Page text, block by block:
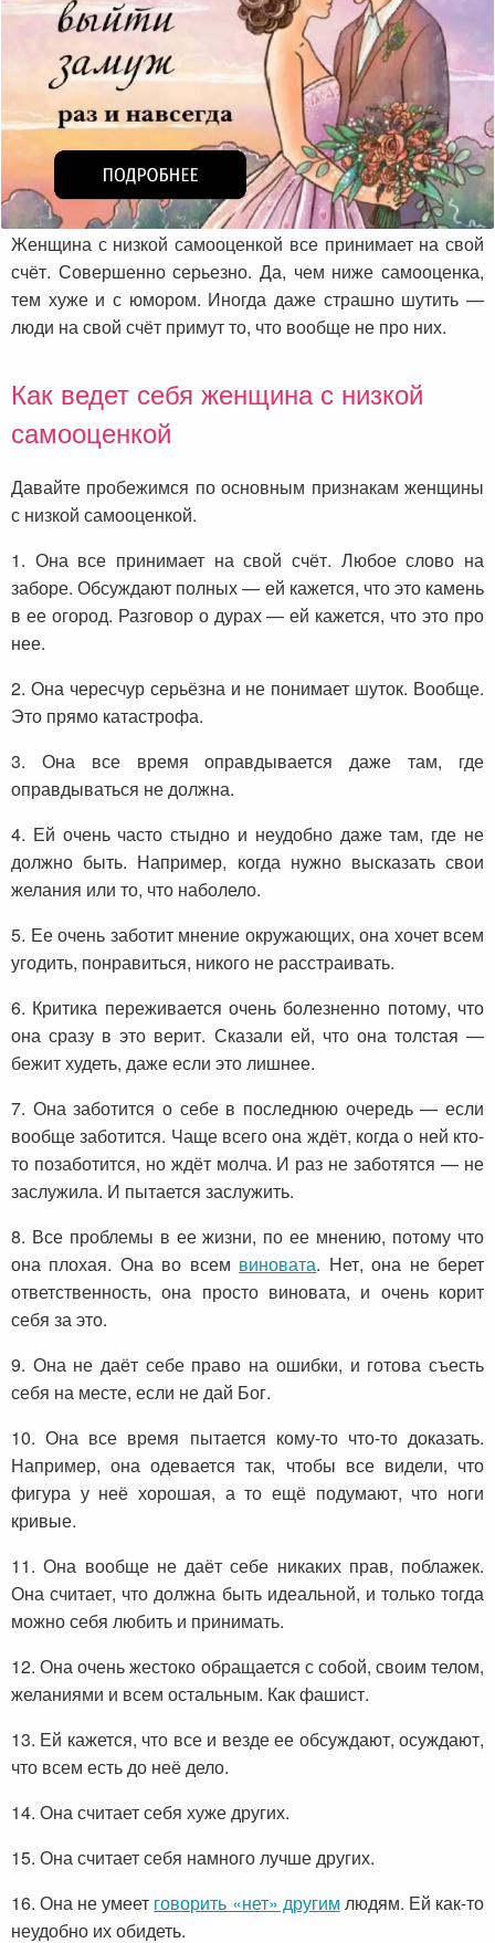
Женщина с низкой самооценкой все принимает на свой
счёт. Совершенно серьезно. Да, чем ниже самооценка,
тем хуже и с юмором. Иногда даже страшно шутить —
люди на свой счёт примут то, что вообще не про них.
Как ведет себя женщина с низкой
самооценкой
Давайте пробежимся по основным признакам женщины
с низкой самооценкой.
1. Она все принимает на свой счёт. Любое слово на
заборе. Обсуждают полных — ей кажется, что это камень
в ее огород. Разговор о дурах — ей кажется, что это про
нее.
2. Она чересчур серьёзна и не понимает шуток. Вообще.
Это прямо катастрофа.
3. Она все время оправдывается даже там, где
оправдываться не должна.
4. Ей очень часто стыдно и неудобно даже там, где не
должно быть. Например, когда нужно высказать свои
желания или то, что наболело.
5. Ее очень заботит мнение окружающих, она хочет всем
угодить, понравиться, никого не расстраивать.
6. Критика переживается очень болезненно потому, что
она сразу в это верит. Сказали ей, что она толстая —
бежит худеть, даже если это лишнее.
7. Она заботится о себе в последнюю очередь — если
вообще заботится. Чаще всего она ждёт, когда о ней кто-
то позаботится, но ждёт молча. И раз не заботятся — не
заслужила. И пытается заслужить.
8. Все проблемы в ее жизни, по ее мнению, потому что
она плохая. Она во всем виновата. Нет, она не берет
ответственность, она просто виновата, и очень корит
себя за это.
9. Она не даёт себе право на ошибки, и готова съесть
себя на месте, если не дай Бог.
10. Она все время пытается кому-то что-то доказать.
Например, она одевается так, чтобы все видели, что
фигура у неё хорошая, а то ещё подумают, что ноги
кривые.
11. Она вообще не даёт себе никаких прав, поблажек.
Она считает, что должна быть идеальной, и только тогда
можно себя любить и принимать.
12. Она очень жестоко обращается с собой, своим телом,
желаниями и всем остальным. Как фашист.
13. Ей кажется, что все и везде ее обсуждают, осуждают,
что всем есть до неё дело.
14. Она считает себя хуже других.
15. Она считает себя намного лучше других.
16. Она не умеет говорить «нет» другим людям. Ей как-то
неудобно их обидеть.